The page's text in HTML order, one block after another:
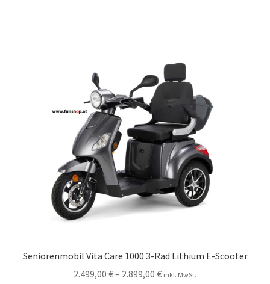
Seniorenmobil Vita Care 1000 3-Rad Lithium E-Scooter
2.499,00 €– 2.899,00 € inkl. MwSt.